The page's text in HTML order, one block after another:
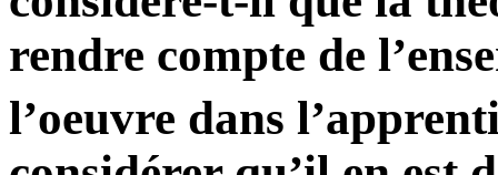
rendre compte de
l’oeuvre dans